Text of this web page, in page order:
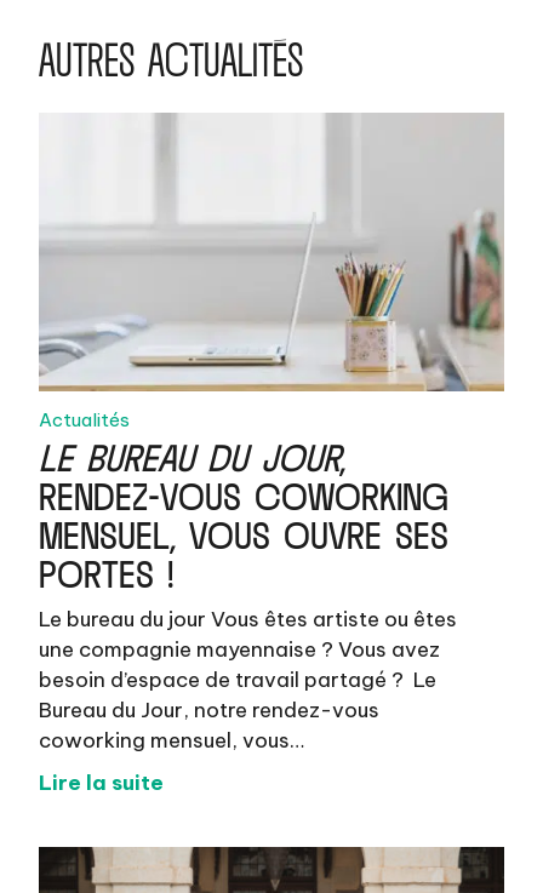
AUTRES ACTUALITÉS
Actualités
LE BUREAU DU JOUR,
RENDEZ-VOUS COWORKING
MENSUEL, VOUS OUVRE SES
PORTES !
Le bureau du jour Vous êtes artiste ou êtes
une compagnie mayennaise ? Vous avez
besoin d’espace de travail partagé ? Le
Bureau du Jour, notre rendez-vous
coworking mensuel, vous…
Lire la suite